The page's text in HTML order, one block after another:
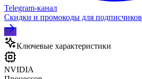
Telegram‑канал
Скидки и промокоды для подписчиков
Ключевые характеристики
NVIDIA